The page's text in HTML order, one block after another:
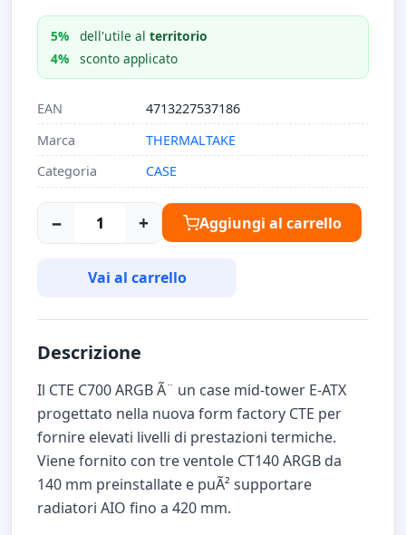
5% dell'utile alterritorio
4%
sconto applicato
EAN
4713227537186
Marca
THERMALTAKE
Categoria
CASE
− + Aggiungi al carrello
Vai al carrello
Descrizione
Il CTE C700 ARGB Ã¨ un case mid-tower E-ATX
progettato nella nuova form factory CTE per
fornire elevati livelli di prestazioni termiche.
Viene fornito con tre ventole CT140 ARGB da
140 mm preinstallate e puÃ² supportare
radiatori AIO fino a 420 mm.